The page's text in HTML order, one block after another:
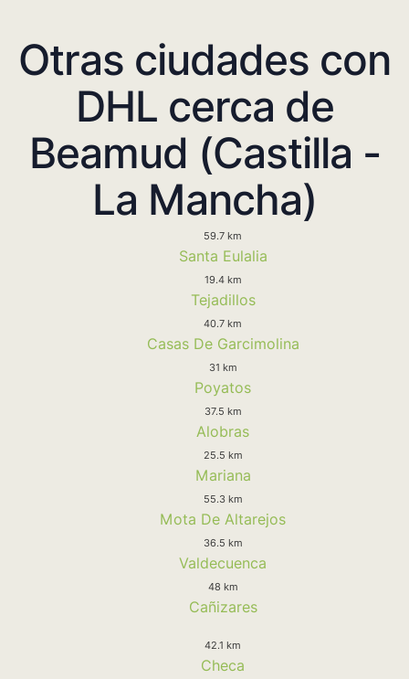
Otras ciudades con
DHL cerca de
Beamud (Castilla -
La Mancha)
59.7 km
Santa Eulalia
19.4 km
Tejadillos
40.7 km
Casas De Garcimolina
31 km
Poyatos
37.5 km
Alobras
25.5 km
Mariana
55.3 km
Mota De Altarejos
36.5 km
Valdecuenca
48 km
Cañizares
42.1 km
Checa